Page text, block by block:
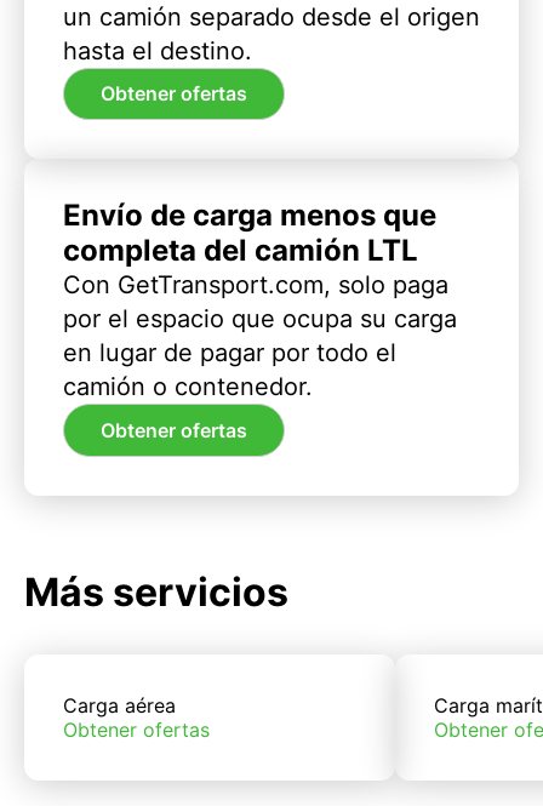
un camión separado desde el origen
hasta el destino.
Obtener ofertas
Envío de carga menos que
completa del camión LTL
Con GetTransport.com, solo paga
por el espacio que ocupa su carga
en lugar de pagar por todo el
camión o contenedor.
Obtener ofertas
Más servicios
Carga aérea
Obtener ofertas
Carga
Obtener